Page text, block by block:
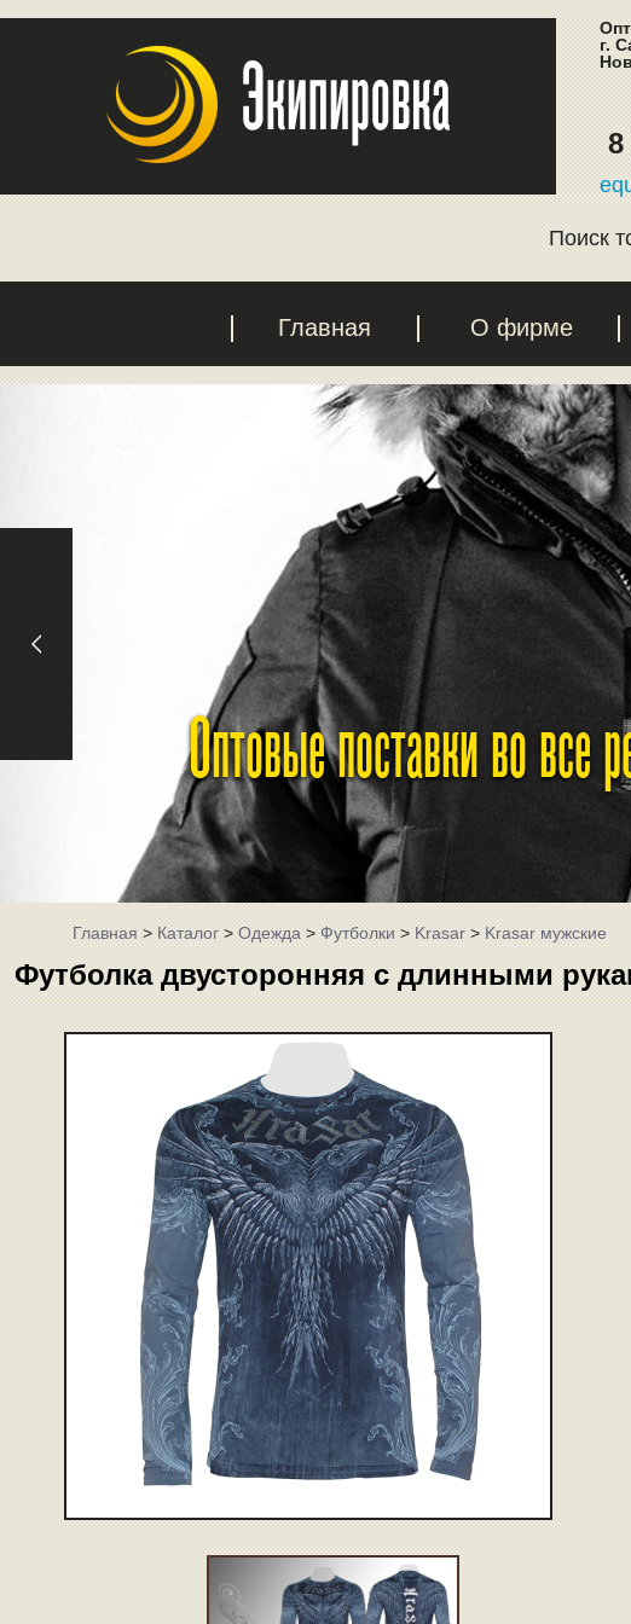
г.
8
Поиск
Главная О фирме
Оптовые поставки во все
Главная>Каталог>Одежда>Футболки>Krasar>Krasar мужские
Футболка двусторонняя с длинными